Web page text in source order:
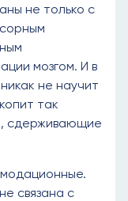
не только с
мозгом. И в
не научит
так
сдерживающие
связана с